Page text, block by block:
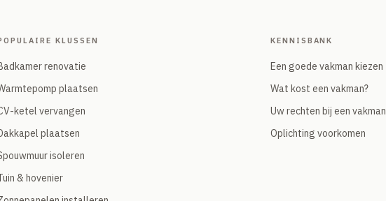
KLUSSEN
renovatie
plaatsen
ketel vervangen
plaatsen
isoleren
& hovenier
KENNISBANK
Een goede vakman kiezen
Wat kost een vakman?
Uw rechten bij een vakman
Oplichting voorkomen